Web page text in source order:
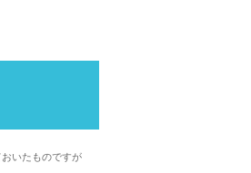
いたものですが